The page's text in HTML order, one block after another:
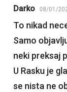
Darko 08/01/
To nikad
Samo
neki preksaj
U Rasku je
se nista ne